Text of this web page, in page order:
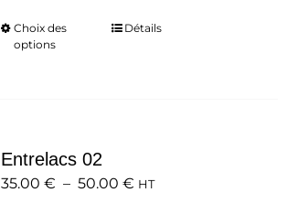
Choix des
options
Ce
peuvent
Détails
Entrelacs 02
35.00 € – 50.00 €Plage
HT